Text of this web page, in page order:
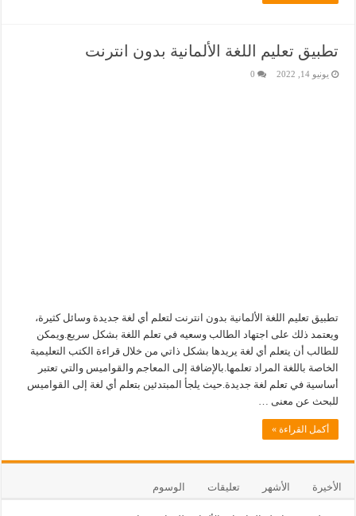
تطبيق تعليم اللغة الألمانية بدون انترنت
يونيو 14, 2022 0
تطبيق تعليم اللغة الألمانية بدون انترنت لتعلم أي لغة جديدة وسائل كثيرة،
ويعتمد ذلك على اجتهاد الطالب وسعيه في تعلم اللغة بشكل سريع.ويمكن
للطالب أن يتعلم أي لغة يريدها بشكل ذاتي من خلال قراءة الكتب التعليمية
الخاصة باللغة المراد تعلمها.بالإضافة إلى المعاجم والقواميس والتي تعتبر
أساسية في تعلم لغة جديدة.حيث يلجأ المبتدئين بتعلم أي لغة إلى القواميس
للبحث عن معنى …
أكمل القراءة »
الأخيرة الأشهر تعليقات الوسوم